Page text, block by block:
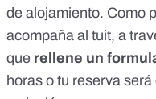
de alojamiento. Como
acompaña al tuit, a
que rellene un
horas o tu reserva